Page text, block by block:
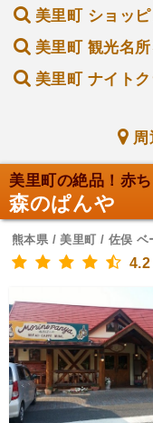
美里町 ショッ
美里町 観光名
美里町 ナイト
周
美里町の絶品！赤
森のぱんや
熊本県 / 美里町 / 佐俣 ベ
4.2